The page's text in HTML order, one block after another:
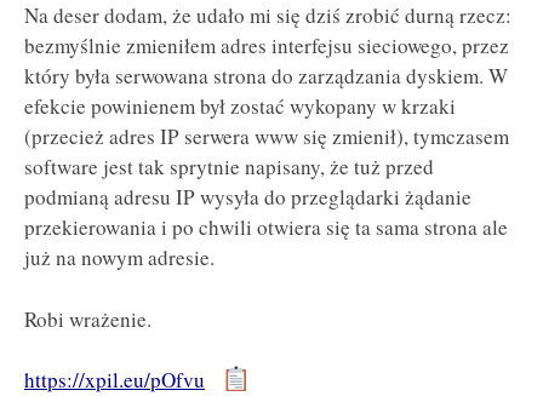
Na deser dodam, że udało mi się dziś zrobić durną rzecz:
bezmyślnie zmieniłem adres interfejsu sieciowego, przez
który była serwowana strona do zarządzania dyskiem. W
efekcie powinienem był zostać wykopany w krzaki
(przecież adres IP serwera www się zmienił), tymczasem
software jest tak sprytnie napisany, że tuż przed
podmianą adresu IP wysyła do przeglądarki żądanie
przekierowania i po chwili otwiera się ta sama strona ale
już na nowym adresie.
Robi wrażenie.
https://xpil.eu/pOfvu